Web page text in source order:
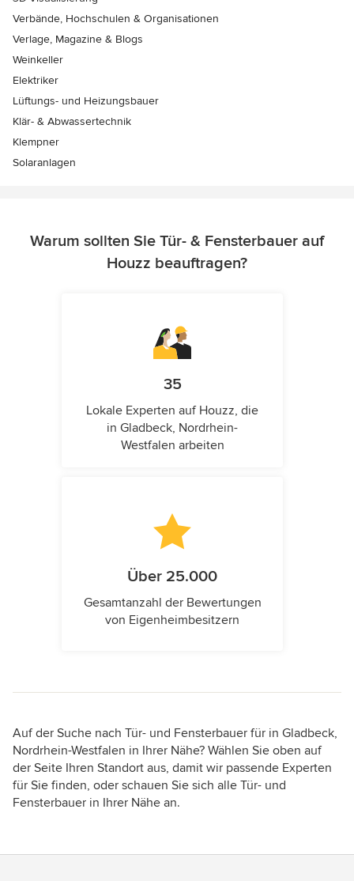
Verbände, Hochschulen & Organisationen
Verlage, Magazine & Blogs
Weinkeller
Elektriker
Lüftungs- und Heizungsbauer
Klär- & Abwassertechnik
Klempner
Solaranlagen
Warum sollten Sie Tür- & Fensterbauer auf
Houzz beauftragen?
35
Lokale Experten auf Houzz, die
in Gladbeck, Nordrhein-
Westfalen arbeiten
Über 25.000
Gesamtanzahl der Bewertungen
von Eigenheimbesitzern
Auf der Suche nach Tür- und Fensterbauer für in Gladbeck,
Nordrhein-Westfalen in Ihrer Nähe? Wählen Sie oben auf
der Seite Ihren Standort aus, damit wir passende Experten
für Sie finden, oder schauen Sie sich alle Tür- und
Fensterbauer in Ihrer Nähe an.